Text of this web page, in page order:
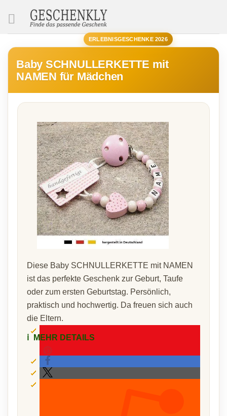
ERLEBNISGESCHENKE 2026
Baby SCHNULLERKETTE mit
NAMEN für Mädchen
Diese Baby SCHNULLERKETTE mit NAMEN
ist das perfekte Geschenk zur Geburt, Taufe
oder zum ersten Geburtstag. Persönlich,
praktisch und hochwertig. Da freuen sich auch
die Eltern.
ℹ️ MEHR DETAILS